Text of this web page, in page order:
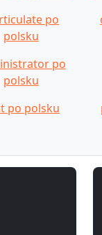
po
polsku
po
polsku
po polsku